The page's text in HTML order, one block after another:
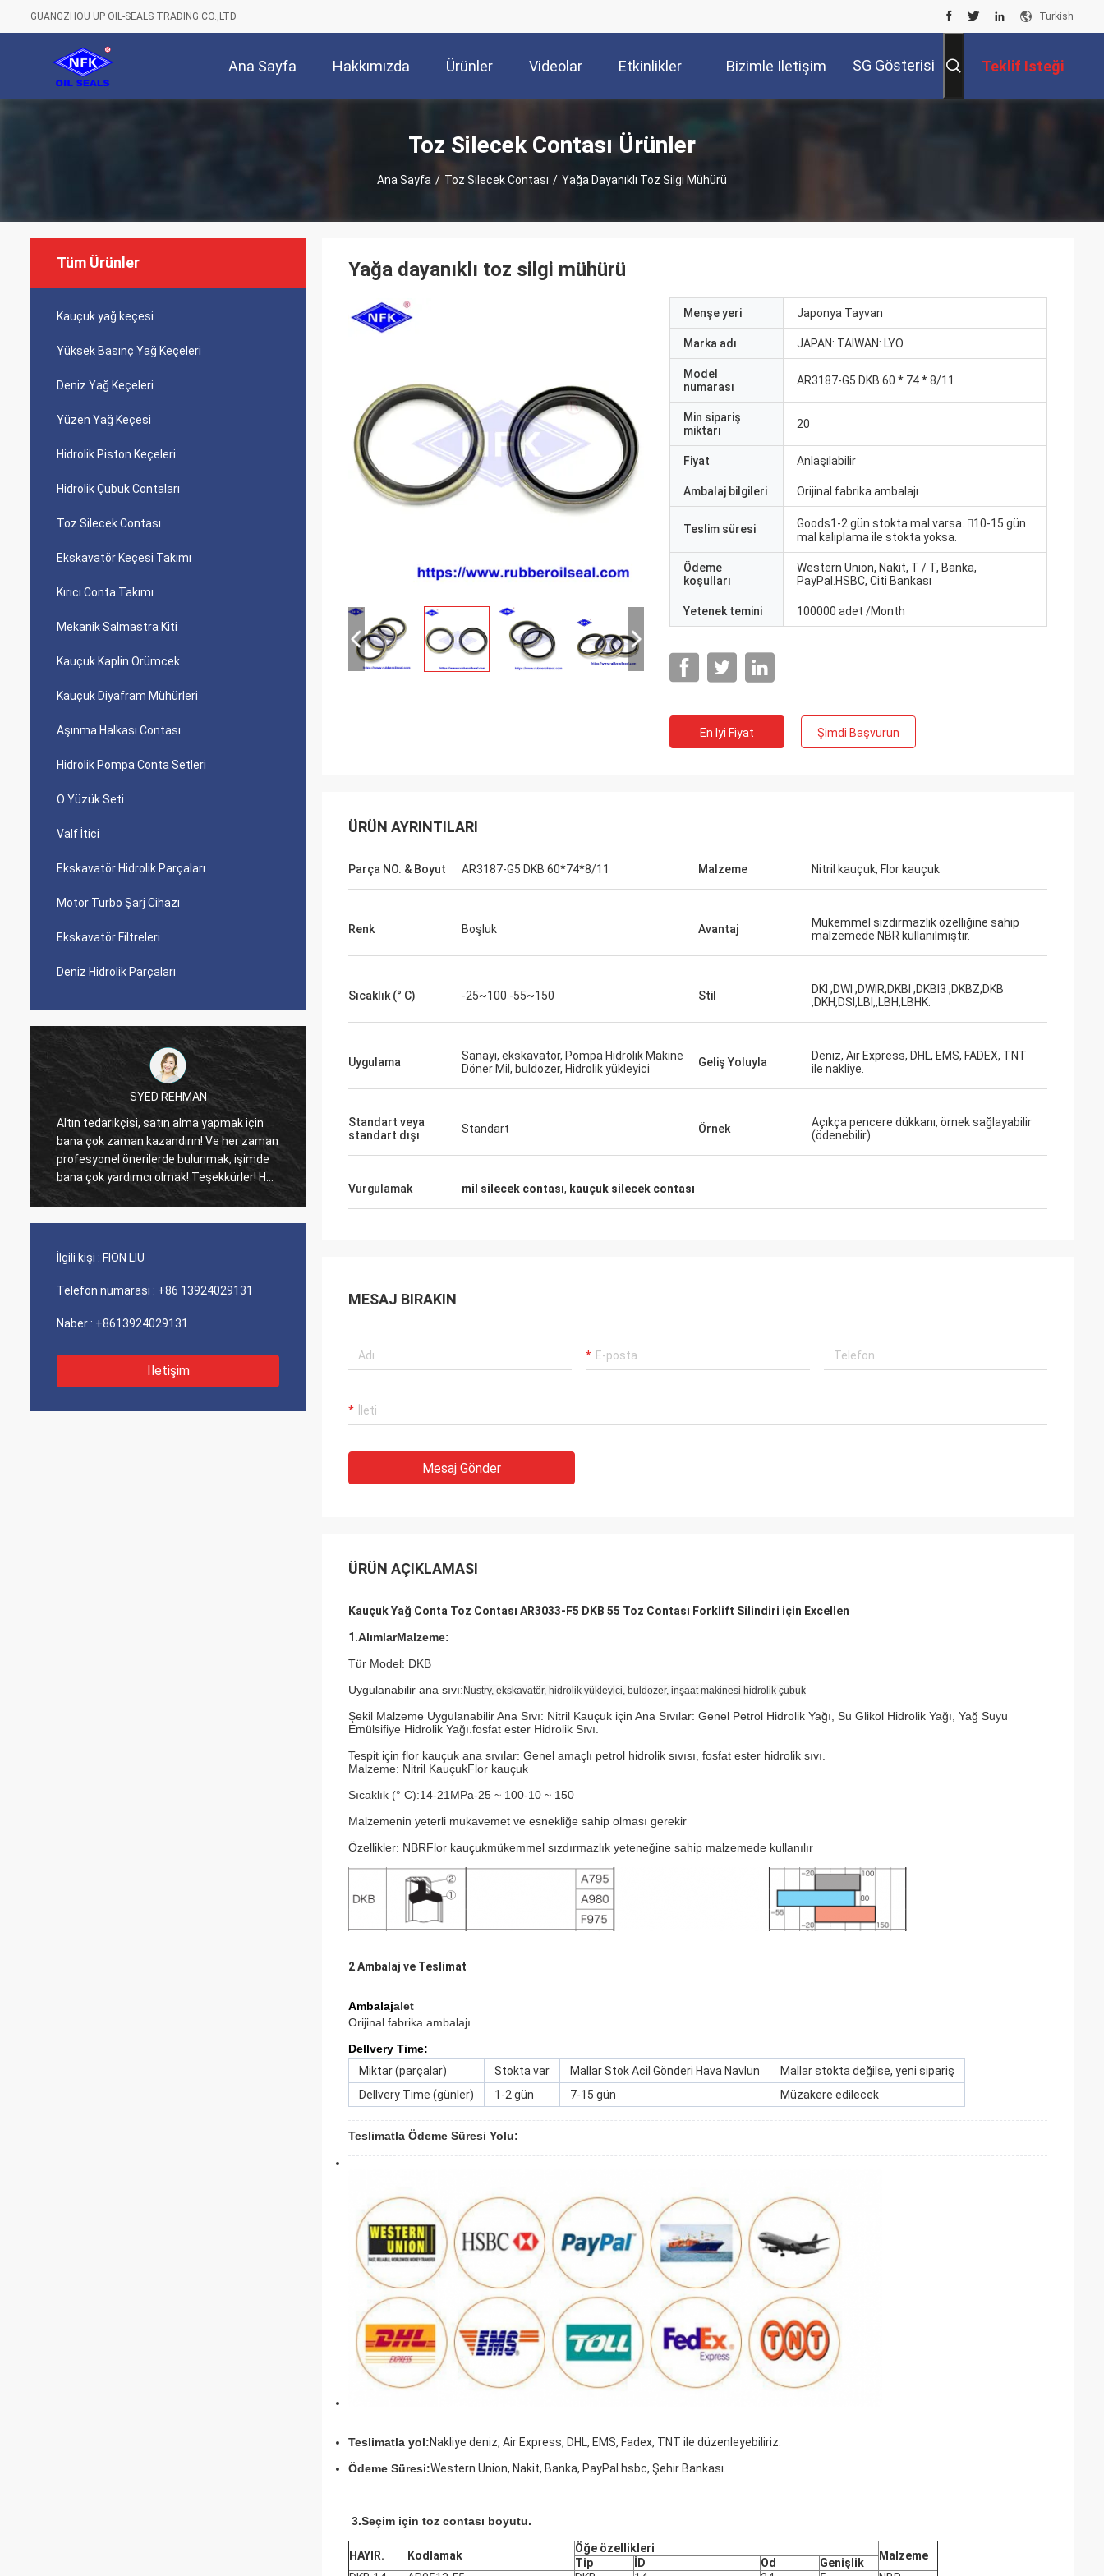
GUANGZHOU UP OIL-SEALS TRADING CO.,LTD Turkish
Ana Sayfa Hakkımızda Ürünler Videolar Etkinlikler Bizimle Iletişim SG Gösterisi Teklif Isteği
Toz Silecek Contası Ürünler
Ana Sayfa / Toz Silecek Contası / Yağa Dayanıklı Toz Silgi Mühürü
Tüm Ürünler
Kauçuk yağ keçesi
Yüksek Basınç Yağ Keçeleri
Deniz Yağ Keçeleri
Yüzen Yağ Keçesi
Hidrolik Piston Keçeleri
Hidrolik Çubuk Contaları
Toz Silecek Contası
Ekskavatör Keçesi Takımı
Kırıcı Conta Takımı
Mekanik Salmastra Kiti
Kauçuk Kaplin Örümcek
Kauçuk Diyafram Mühürleri
Aşınma Halkası Contası
Hidrolik Pompa Conta Setleri
O Yüzük Seti
Valf İtici
Ekskavatör Hidrolik Parçaları
Motor Turbo Şarj Cihazı
Ekskavatör Filtreleri
Deniz Hidrolik Parçaları
SYED REHMAN
Altın tedarikçisi, satın alma yapmak için
bana çok zaman kazandırın! Ve her zaman
profesyonel önerilerde bulunmak, işimde
bana çok yardımcı olmak! Teşekkürler! Her
şey en iyi sırada, kaliteli mallar, hızlı
kaliteli görünüyor ve satın almak için
compnay ile iletişime geçecek Daha fazla
Eski müşteriler, işler hala her zamanki gibi,
Ajans ürünleri% 100 orijinal, olağanüstü
maliyet performansı. Hızlı sevkiyat ve çok
İyi Tedarikçi ve her zaman profesyonel
İlgili kişi : FION LIU
Telefon numarası : +86 13924029131
Naber : +8613924029131
İletişim
Yağa dayanıklı toz silgi mühürü
Menşe yeri Japonya Tayvan
Marka adı JAPAN: TAIWAN: LYO
Model
numarası
AR3187-G5 DKB 60 * 74 * 8/11
Min sipariş
miktarı
20
Fiyat Anlaşılabilir
Ambalaj bilgileri Orijinal fabrika ambalajı
Teslim süresi
Goods1-2 gün stokta mal varsa. 10-15 gün
mal kalıplama ile stokta yoksa.
Ödeme
koşulları
Western Union, Nakit, T / T, Banka,
PayPal.HSBC, Citi Bankası
Yetenek temini 100000 adet /Month
En Iyi Fiyat Şimdi Başvurun
ÜRÜN AYRINTILARI
Parça NO. & Boyut AR3187-G5 DKB 60*74*8/11 Malzeme Nitril kauçuk, Flor kauçuk
Renk Boşluk Avantaj
Mükemmel sızdırmazlık özelliğine sahip
malzemede NBR kullanılmıştır.
Sıcaklık (° C) -25~100 -55~150 Stil
DKI ,DWI ,DWIR,DKBI ,DKBI3 ,DKBZ,DKB
,DKH,DSI,LBI,,LBH,LBHK.
Uygulama
Sanayi, ekskavatör, Pompa Hidrolik Makine
Döner Mil, buldozer, Hidrolik yükleyici
Geliş Yoluyla
Deniz, Air Express, DHL, EMS, FADEX, TNT
ile nakliye.
Standart veya
standart dışı
Standart Örnek
Açıkça pencere dükkanı, örnek sağlayabilir
(ödenebilir)
Vurgulamak mil silecek contası, kauçuk silecek contası
MESAJ BIRAKIN
Mesaj Gönder
ÜRÜN AÇIKLAMASI
Kauçuk Yağ Conta Toz Contası AR3033-F5 DKB 55 Toz Contası Forklift Silindiri için Excellen
1.AlımlarMalzeme:
Tür Model: DKB
Uygulanabilir ana sıvı: Nustry, ekskavatör, hidrolik yükleyici, buldozer, inşaat makinesi hidrolik çubuk
Şekil Malzeme Uygulanabilir Ana Sıvı: Nitril Kauçuk için Ana Sıvılar: Genel Petrol Hidrolik Yağı, Su Glikol Hidrolik Yağı, Yağ Suyu
Emülsifiye Hidrolik Yağı.fosfat ester Hidrolik Sıvı.
Tespit için flor kauçuk ana sıvılar: Genel amaçlı petrol hidrolik sıvısı, fosfat ester hidrolik sıvı.
Malzeme: Nitril KauçukFlor kauçuk
Sıcaklık (° C):14-21 MPa-25 ~ 100-10 ~ 150
Malzemenin yeterli mukavemet ve esnekliğe sahip olması gerekir
Özellikler: NBRFlor kauçukmükemmel sızdırmazlık yeteneğine sahip malzemede kullanılır
2Ambalaj ve Teslimat
Ambalajalet
Orijinal fabrika ambalajı
Dellvery Time:
Miktar (parçalar)
Stokta var Mallar Stok Acil Gönderi Hava Navlun
Mallar stokta değilse, yeni sipariş
Dellvery Time (günler)
1-2 gün 7-15 gün Müzakere edilecek
Teslimatla Ödeme Süresi Yolu:
Teslimatla yol:Nakliye deniz, Air Express, DHL, EMS, Fadex, TNT ile düzenleyebiliriz.
Ödeme Süresi:Western Union, Nakit, Banka, PayPal.hsbc, Şehir Bankası.
3.Seçim için toz contası boyutu.
HAYIR. Kodlamak
Öğe özellikleri
Malzeme
Tip İD Od
Genişlik